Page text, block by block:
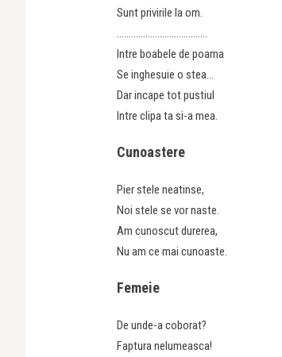
Sunt privirile la om.
………………………………..
Intre boabele de poama
Se inghesuie o stea…
Dar incape tot pustiul
Intre clipa ta si-a mea.
Cunoastere
Pier stele neatinse,
Noi stele se vor naste.
Am cunoscut durerea,
Nu am ce mai cunoaste.
Femeie
De unde-a coborat?
Faptura nelumeasca!